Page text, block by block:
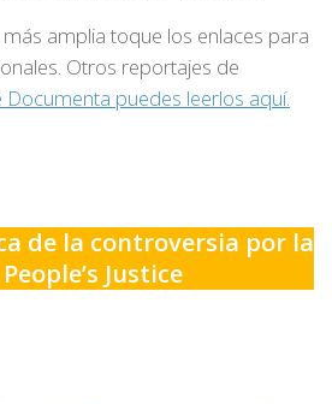
amplia toque los enlaces para
Otros reportajes de
puedes leerlos aquí.
de la controversia por la
Justice